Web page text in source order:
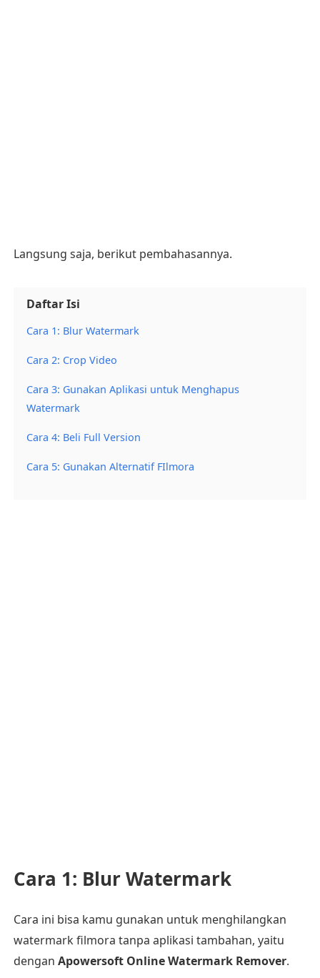
Langsung saja, berikut pembahasannya.
Daftar Isi
Cara 1: Blur Watermark
Cara 2: Crop Video
Cara 3: Gunakan Aplikasi untuk Menghapus
Watermark
Cara 4: Beli Full Version
Cara 5: Gunakan Alternatif FIlmora
Cara 1: Blur Watermark
Cara ini bisa kamu gunakan untuk menghilangkan
watermark filmora tanpa aplikasi tambahan, yaitu
dengan Apowersoft Online Watermark Remover.